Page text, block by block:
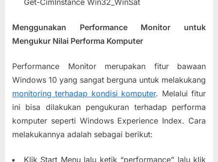
Menggunakan Performance Monitor untuk
Mengukur Nilai Performa Komputer
Performance Monitor merupakan fitur bawaan
Windows 10 yang sangat berguna untuk melakukang
monitoring terhadap kondisi komputer. Melalui fitur
ini bisa dilakukan pengukuran terhadap performa
komputer seperti Windows Experience Index. Cara
melakukannya adalah sebagai berikut:
Klik Start Menu lalu ketik “performance” lalu klik